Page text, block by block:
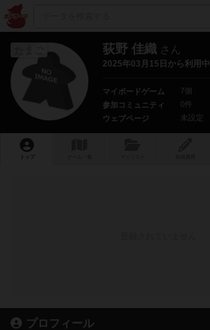
荻野 佳織 さん
2025年03月15日から利用中
マイボードゲーム
7個
参加コミュニティ
0件
ウェブページ
未設定
トップ
プロフィール